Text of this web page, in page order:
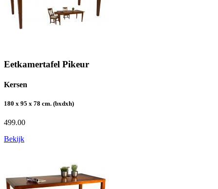
Eetkamertafel Pikeur
Kersen
180 x 95 x 78 cm. (bxdxh)
499.00
Bekijk